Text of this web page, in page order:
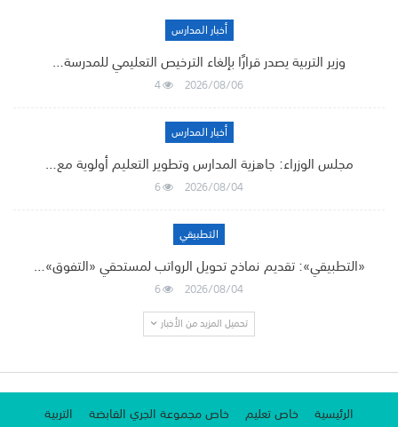
أخبار المدارس
وزير التربية يصدر قرارًا بإلغاء الترخيص التعليمي للمدرسة…
2026/08/06
4
أخبار المدارس
مجلس الوزراء: جاهزية المدارس وتطوير التعليم أولوية مع…
2026/08/04
6
التطبيقي
«التطبيقي»: تقديم نماذج تحويل الرواتب لمستحقي «التفوق»…
2026/08/04
6
تحميل المزيد من الأخبار
الرئيسية خاص تعليم خاص مجموعة الجري القابضة
التربية